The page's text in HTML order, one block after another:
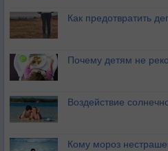
Как предотвратить
Почему детям не
Воздействие
Кому мороз